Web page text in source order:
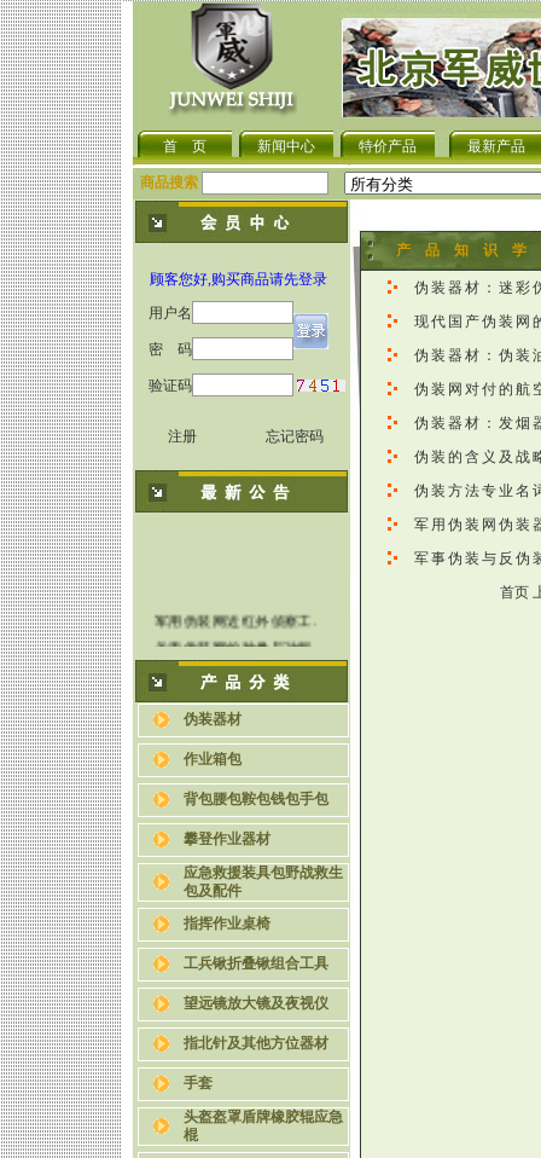
首 页 新闻中心 特价产品 最新产品
商品搜索
顾客您好,购买商品请先登录
用户名
密 码
验证码
注册 忘记密码
教你五招辨认伪装网的好.
使用伪装网时为何要将其.
伪装网的军事意义
六种迷彩伪装网的制作方.
伪装器材
作业箱包
背包腰包鞍包钱包手包
攀登作业器材
应急救援装具包野战救生
包及配件
指挥作业桌椅
工兵锹折叠锹组合工具
望远镜放大镜及夜视仪
指北针及其他方位器材
手套
头盔盔罩盾牌橡胶辊应急
棍
产 品 知 识 学
伪装器材：迷彩
现代国产伪装网
伪装器材：伪装
伪装网对付的航
伪装器材：发烟
伪装的含义及战
伪装方法专业名
军用伪装网伪装
军事伪装与反伪
首页